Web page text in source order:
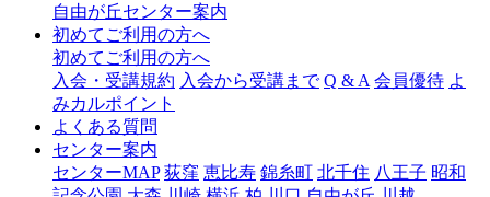
自由が丘センター案内
初めてご利用の方へ
初めてご利用の方へ
入会・受講規約 入会から受講まで Q & A 会員優待 よ
みカルポイント
よくある質問
センター案内
センターMAP 荻窪 恵比寿 錦糸町 北千住 八王子 昭和